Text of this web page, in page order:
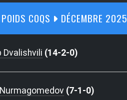
COQS DÉCEMBRE 2025
Dvalishvili (14-2-0)
(7-1-0)